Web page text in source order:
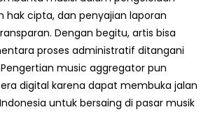
hak cipta, dan penyajian laporan
Dengan begitu, artis bisa
proses administratif ditangani
music aggregator pun
digital karena dapat membuka jalan
untuk bersaing di pasar musik